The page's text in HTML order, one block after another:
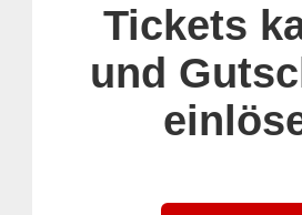
Tickets
und